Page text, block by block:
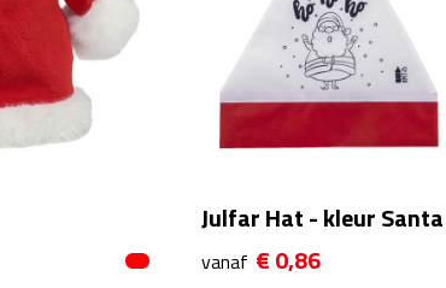
Julfar Hat - kleur
vanaf € 0,86